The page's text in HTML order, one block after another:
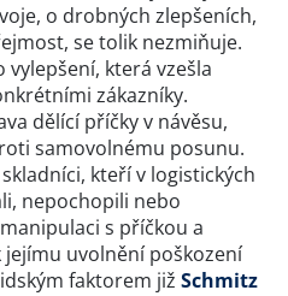
o drobných zlepšeních,
se tolik nezmiňuje.
vylepšení, která vzešla
zákazníky.
dělící příčky v návěsu,
samovolnému posunu.
kteří v logistických
nepochopili nebo
s příčkou a
uvolnění poškození
faktorem již Schmitz